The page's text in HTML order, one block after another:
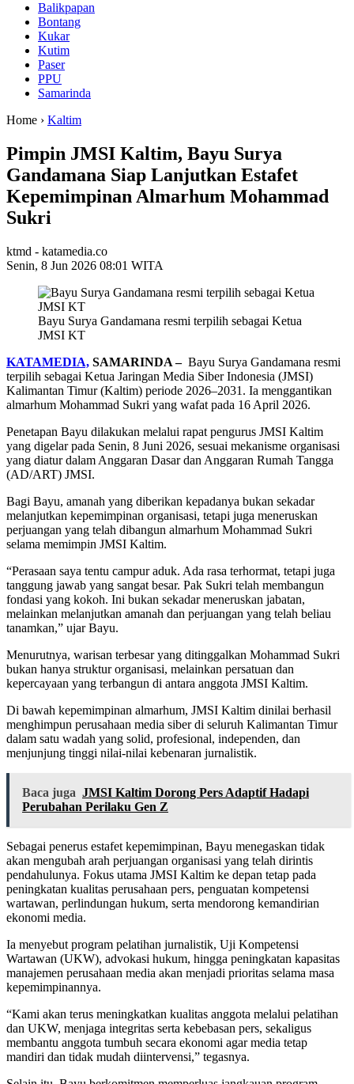
Balikpapan
Bontang
Kukar
Kutim
Paser
PPU
Samarinda
Home › Kaltim
Pimpin JMSI Kaltim, Bayu Surya
Gandamana Siap Lanjutkan Estafet
Kepemimpinan Almarhum Mohammad
Sukri
ktmd - katamedia.co
Senin, 8 Jun 2026 08:01 WITA
Bayu Surya Gandamana resmi terpilih sebagai Ketua
JMSI KT
KATAMEDIA, SAMARINDA – Bayu Surya Gandamana resmi
terpilih sebagai Ketua Jaringan Media Siber Indonesia (JMSI)
Kalimantan Timur (Kaltim) periode 2026–2031. Ia menggantikan
almarhum Mohammad Sukri yang wafat pada 16 April 2026.
Penetapan Bayu dilakukan melalui rapat pengurus JMSI Kaltim
yang digelar pada Senin, 8 Juni 2026, sesuai mekanisme organisasi
yang diatur dalam Anggaran Dasar dan Anggaran Rumah Tangga
(AD/ART) JMSI.
Bagi Bayu, amanah yang diberikan kepadanya bukan sekadar
melanjutkan kepemimpinan organisasi, tetapi juga meneruskan
perjuangan yang telah dibangun almarhum Mohammad Sukri
selama memimpin JMSI Kaltim.
“Perasaan saya tentu campur aduk. Ada rasa terhormat, tetapi juga
tanggung jawab yang sangat besar. Pak Sukri telah membangun
fondasi yang kokoh. Ini bukan sekadar meneruskan jabatan,
melainkan melanjutkan amanah dan perjuangan yang telah beliau
tanamkan,” ujar Bayu.
Menurutnya, warisan terbesar yang ditinggalkan Mohammad Sukri
bukan hanya struktur organisasi, melainkan persatuan dan
kepercayaan yang terbangun di antara anggota JMSI Kaltim.
Di bawah kepemimpinan almarhum, JMSI Kaltim dinilai berhasil
menghimpun perusahaan media siber di seluruh Kalimantan Timur
dalam satu wadah yang solid, profesional, independen, dan
menjunjung tinggi nilai-nilai kebenaran jurnalistik.
Baca juga JMSI Kaltim Dorong Pers Adaptif Hadapi
Perubahan Perilaku Gen Z
Sebagai penerus estafet kepemimpinan, Bayu menegaskan tidak
akan mengubah arah perjuangan organisasi yang telah dirintis
pendahulunya. Fokus utama JMSI Kaltim ke depan tetap pada
peningkatan kualitas perusahaan pers, penguatan kompetensi
wartawan, perlindungan hukum, serta mendorong kemandirian
ekonomi media.
Ia menyebut program pelatihan jurnalistik, Uji Kompetensi
Wartawan (UKW), advokasi hukum, hingga peningkatan kapasitas
manajemen perusahaan media akan menjadi prioritas selama masa
kepemimpinannya.
“Kami akan terus meningkatkan kualitas anggota melalui pelatihan
dan UKW, menjaga integritas serta kebebasan pers, sekaligus
membantu anggota tumbuh secara ekonomi agar media tetap
mandiri dan tidak mudah diintervensi,” tegasnya.